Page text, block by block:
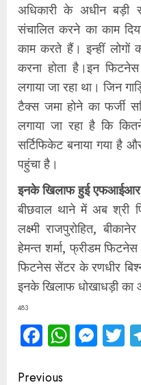
अधिकारी के अधीन बड़ी
संचालित करने का काम
काम करते हैं। इन्हीं लोगों
करना होता है।इन
लगाया जा रहा था। जिन
टैक्स जमा होने का फर्जी
लगाया जा रहा है कि
सर्टिफिकेट बनाया गया है
पहुंचा है।
इनके खिलाफ हुई एफआईआर
बीछवाल थाने में अब श्री
लक्ष्मी राजपुरोहित,
हेमन्त शर्मा, फ्रीडम
फिटनेस सेंटर के रणधीर
इनके खिलाफ धोखाधड़ी का
483
Facebook
Continue
Previous